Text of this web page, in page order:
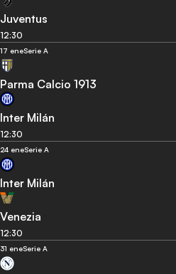
Juventus
12:30
17 eneSerie A
Parma Calcio 1913
Inter Milán
12:30
24 eneSerie A
Inter Milán
Venezia
12:30
31 eneSerie A